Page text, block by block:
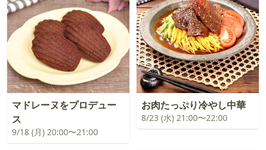
マドレーヌをプロデュー
ス
9/18 (月) 20:00〜21:00
お肉たっぷり冷やし中華
8/23 (水) 21:00〜22:00